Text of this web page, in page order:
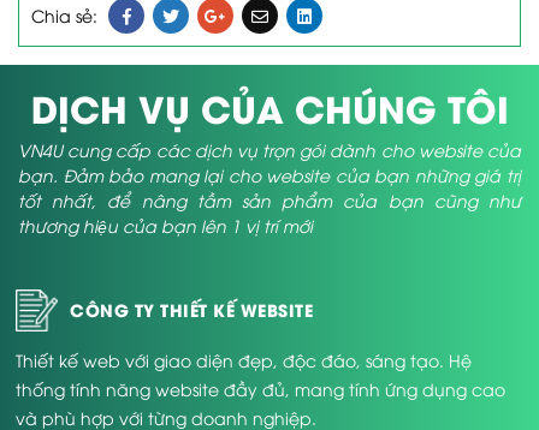
Chia sẻ:
DỊCH VỤ CỦA CHÚNG TÔI
VN4U cung cấp các dịch vụ trọn gói dành cho website của
bạn. Đảm bảo mang lại cho website của bạn những giá trị
tốt nhất, để nâng tầm sản phẩm của bạn cũng như
thương hiệu của bạn lên 1 vị trí mới
CÔNG TY THIẾT KẾ WEBSITE
Thiết kế web với giao diện đẹp, độc đáo, sáng tạo. Hệ
thống tính năng website đầy đủ, mang tính ứng dụng cao
và phù hợp với từng doanh nghiệp.